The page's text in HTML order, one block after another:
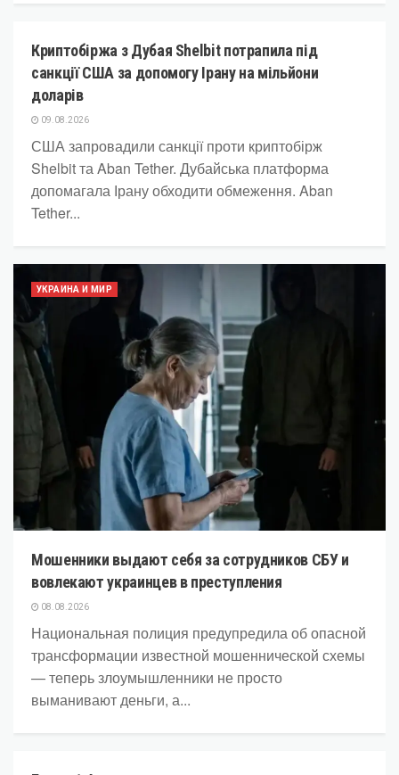
КРИПТОВАЛЮТА
Криптобіржа з Дубая Shelbit потрапила під
санкції США за допомогу Ірану на мільйони
доларів
09.08.2026
США запровадили санкції проти криптобірж
Shelbit та Aban Tether. Дубайська платформа
допомагала Ірану обходити обмеження. Aban
Tether...
УКРАИНА И МИР
Мошенники выдают себя за сотрудников СБУ и
вовлекают украинцев в преступления
08.08.2026
Национальная полиция предупредила об опасной
трансформации известной мошеннической схемы
— теперь злоумышленники не просто
выманивают деньги, а...